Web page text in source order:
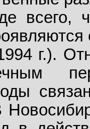
всего,
г.).